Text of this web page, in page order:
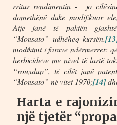
rritur rendimentin - jo
domethënë duke modifikuar
Atje janë të paktën gjashtë
“Monsato” udhëheq kursën.
modikimi i farave ndërmerret:
herbicideve me nivel të lartë
“roundup”, të cilët janë
“Monsato” në vitet 1970;[14]
Harta e
një tjetër